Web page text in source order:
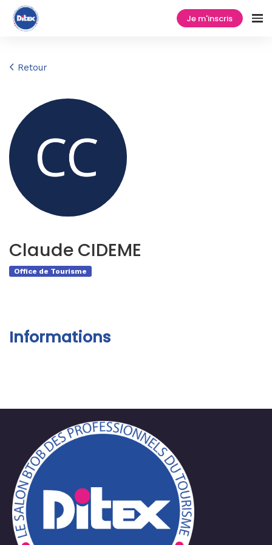
Je m'inscris
Retour
Claude CIDEME
Office de Tourisme
Informations